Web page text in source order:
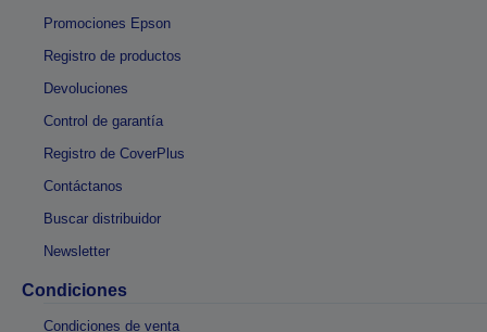
Promociones Epson
Registro de productos
Devoluciones
Control de garantía
Registro de CoverPlus
Contáctanos
Buscar distribuidor
Newsletter
Condiciones
Condiciones de venta